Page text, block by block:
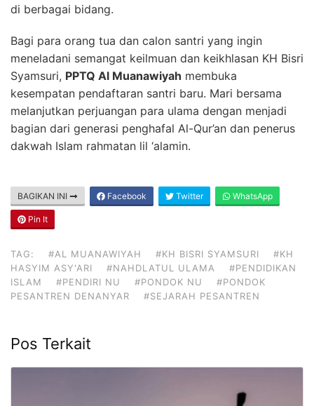
di berbagai bidang.
Bagi para orang tua dan calon santri yang ingin
meneladani semangat keilmuan dan keikhlasan KH Bisri
Syamsuri, PPTQ Al Muanawiyah membuka
kesempatan pendaftaran santri baru. Mari bersama
melanjutkan perjuangan para ulama dengan menjadi
bagian dari generasi penghafal Al-Qur’an dan penerus
dakwah Islam rahmatan lil ‘alamin.
BAGIKAN INI Facebook Twitter WhatsApp
Pin It
TAG: #AL MUANAWIYAH #KH BISRI SYAMSURI
#KH
HASYIM ASY'ARI
#NAHDLATUL ULAMA
#PENDIDIKAN
ISLAM
#PENDIRI NU #PONDOK NU
#PONDOK
PESANTREN DENANYAR
#SEJARAH PESANTREN
Pos Terkait